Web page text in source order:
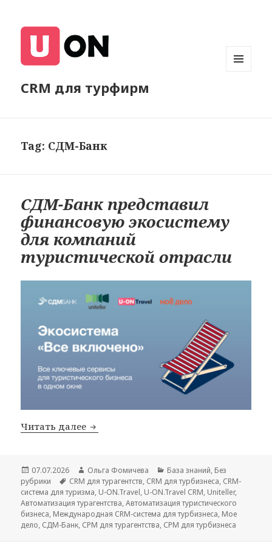
CRM для турфирм
Tag: СДМ-Банк
СДМ-Банк представил
финансовую экосистему
для компаний
туристической отрасли
Читать далее СДМ-Банк представил финансовую
Опубликовано
07.07.2026 Автор
Ольга Фомичева Рубрики
База знаний, Без
рубрики
Метки
CRM для турагентств, CRM для турбизнеса, CRM-
система для туризма, U-ON.Travel, U-ON.Travel CRM, Uniteller,
Автоматизация турагентства,Автоматизация туристического
бизнеса, Международная CRM-система для турбизнеса, Мое
дело, СДМ-Банк, СРМ для турагентства, СРМ для турбизнеса